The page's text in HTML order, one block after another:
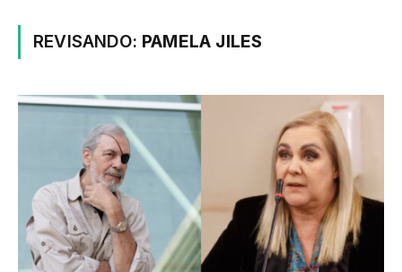
REVISANDO: PAMELA JILES